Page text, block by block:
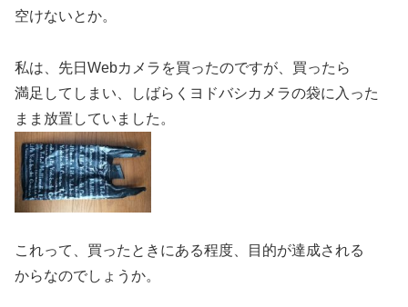
空けないとか。
私は、先日Webカメラを買ったのですが、買ったら
満足してしまい、しばらくヨドバシカメラの袋に入った
まま放置していました。
これって、買ったときにある程度、目的が達成される
からなのでしょうか。